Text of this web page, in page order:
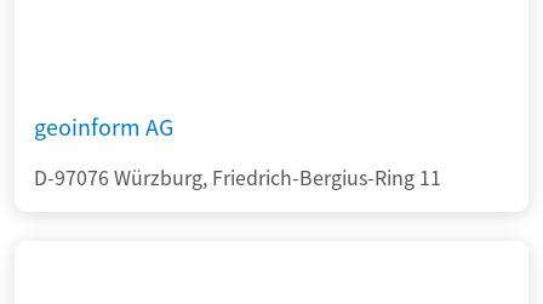
geoinform AG
D-97076 Würzburg, Friedrich-Bergius-Ring 11